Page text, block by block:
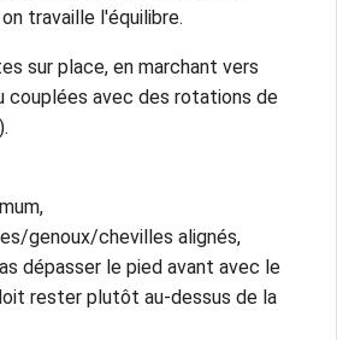
travaille l'équilibre.
sur place, en marchant vers
couplées avec des rotations de
genoux/chevilles alignés,
dépasser le pied avant avec le
rester plutôt au-dessus de la